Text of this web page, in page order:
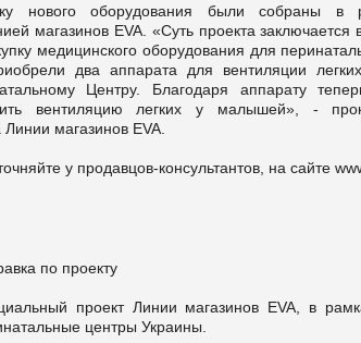
нового оборудования были собраны в
магазинов EVA. «Суть проекта
медицинского оборудования для
два аппарата для вентиляции
Центру. Благодаря аппарату
вентиляцию легких у малышей», -
Линии магазинов EVA.
у продавцов-консультантов, на сайте
по проекту
проект Линии магазинов EVA, в
центры Украины.